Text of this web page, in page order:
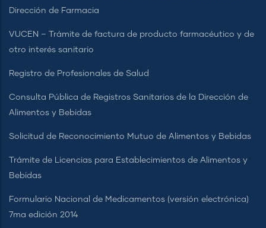
Dirección de Farmacia
VUCEN – Trámite de factura de producto farmacéutico y de
otro interés sanitario
Registro de Profesionales de Salud
Consulta Pública de Registros Sanitarios de la Dirección de
Alimentos y Bebidas
Solicitud de Reconocimiento Mutuo de Alimentos y Bebidas
Trámite de Licencias para Establecimientos de Alimentos y
Bebidas
Formulario Nacional de Medicamentos (versión electrónica)
7ma edición 2014